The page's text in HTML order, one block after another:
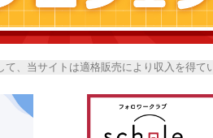
、当サイトは適格販売により収入を得て